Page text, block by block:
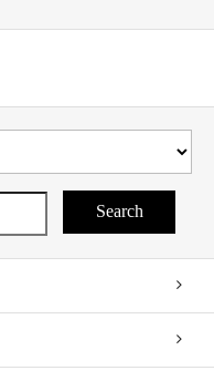
Search